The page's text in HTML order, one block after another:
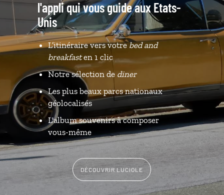
l'appli qui vous guide aux Etats-
Unis
L’itinéraire vers votrebed and
breakfasten 1 clic
Notre sélection de diner
Les plus beaux parcs nationaux
géolocalisés
L'album souvenirs à composer
vous-même
DÉCOUVRIR LUCIOLE